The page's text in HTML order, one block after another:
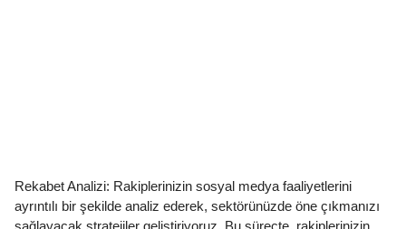
Rekabet Analizi: Rakiplerinizin sosyal medya faaliyetlerini
ayrıntılı bir şekilde analiz ederek, sektörünüzde öne çıkmanızı
sağlayacak stratejiler geliştiriyoruz. Bu süreçte, rakiplerinizin